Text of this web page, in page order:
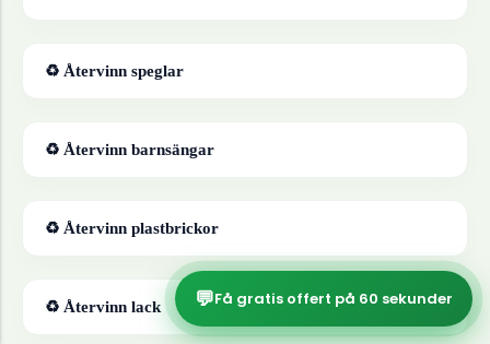
♻ Återvinn speglar
♻ Återvinn barnsängar
♻ Återvinn plastbrickor
♻ Återvinn lack 💬Få gratis offert på 60 sekunder